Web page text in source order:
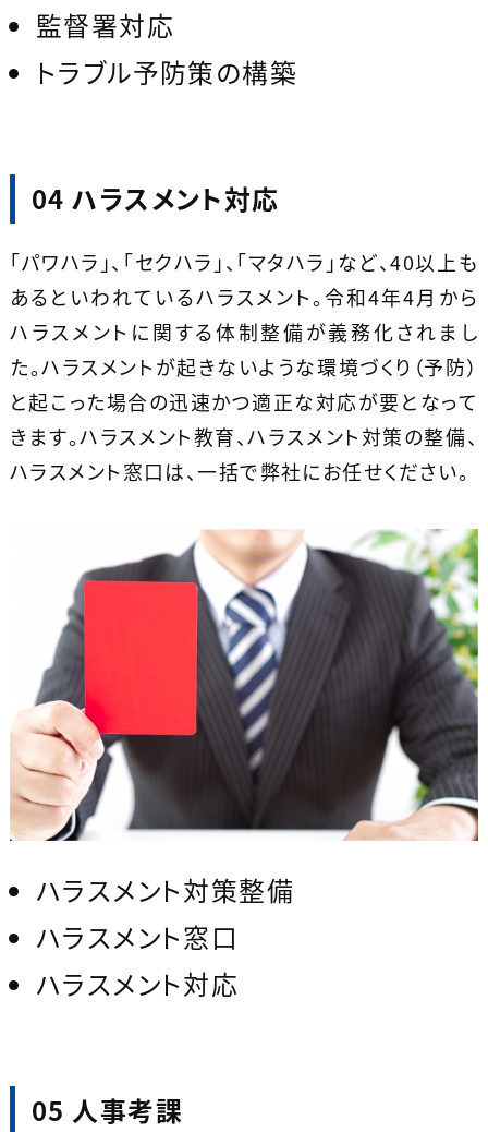
監督署対応
トラブル予防策の構築
04 ハラスメント対応
「パワハラ」、「セクハラ」、「マタハラ」など、40以上も
あるといわれているハラスメント。令和4年4月から
ハラスメントに関する体制整備が義務化されまし
た。ハラスメントが起きないような環境づくり（予防）
と起こった場合の迅速かつ適正な対応が要となって
きます。ハラスメント教育、ハラスメント対策の整備、
ハラスメント窓口は、一括で弊社にお任せください。
ハラスメント対策整備
ハラスメント窓口
ハラスメント対応
05 人事考課